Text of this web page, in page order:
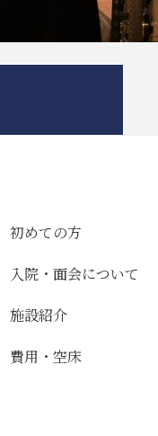
初めての方
入院・面会について
施設紹介
費用・空床